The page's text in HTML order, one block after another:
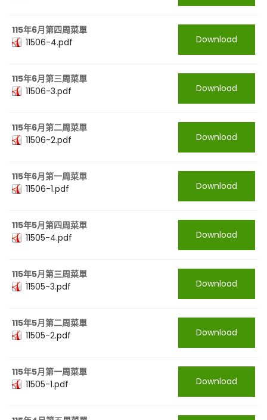
115年6月第四周菜單
11506-4.pdf
Download
115年6月第三周菜單
11506-3.pdf
Download
115年6月第二周菜單
11506-2.pdf
Download
115年6月第一周菜單
11506-1.pdf
Download
115年5月第四周菜單
11505-4.pdf
Download
115年5月第三周菜單
11505-3.pdf
Download
115年5月第二周菜單
11505-2.pdf
Download
115年5月第一周菜單
11505-1.pdf
Download